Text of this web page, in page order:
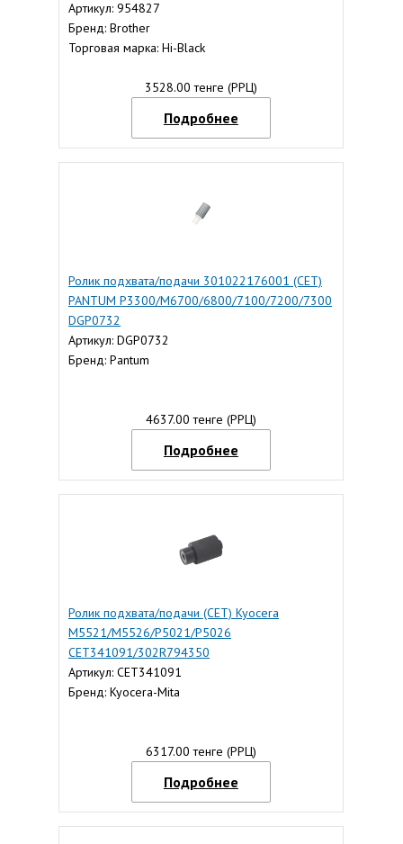
Артикул: 954827
Бренд: Brother
Торговая марка: Hi-Black
3528.00 тенге (РРЦ)
Подробнее
Ролик подхвата/подачи 301022176001 (CET)
PANTUM P3300/M6700/6800/7100/7200/7300
DGP0732
Артикул: DGP0732
Бренд: Pantum
4637.00 тенге (РРЦ)
Подробнее
Ролик подхвата/подачи (CET) Kyocera
M5521/M5526/P5021/P5026
CET341091/302R794350
Артикул: CET341091
Бренд: Kyocera-Mita
6317.00 тенге (РРЦ)
Подробнее